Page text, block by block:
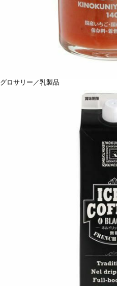
グロサリー／乳製品